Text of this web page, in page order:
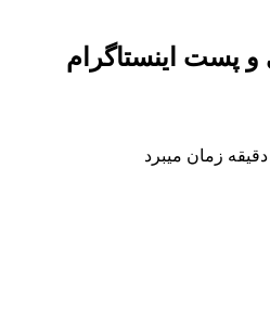
و پست اینستاگرام